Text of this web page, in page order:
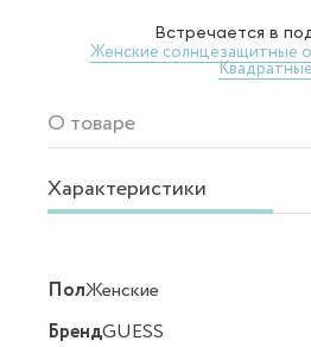
Встречается в
Женские солнцезащитные
О товаре
Характеристики
ПолЖенские
БрендGUESS